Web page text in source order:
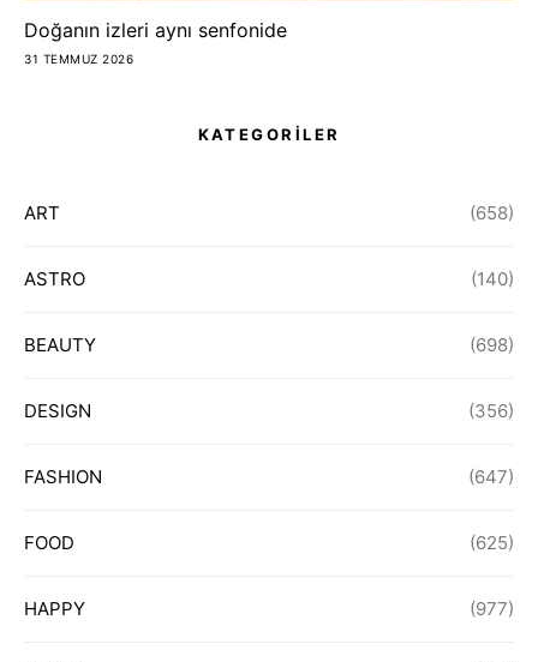
Doğanın izleri aynı senfonide
31 TEMMUZ 2026
KATEGORİLER
ART (658)
ASTRO (140)
BEAUTY (698)
DESIGN (356)
FASHION (647)
FOOD (625)
HAPPY (977)